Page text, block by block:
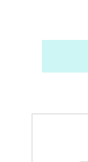
กระแสไฟฟ้
ป้องกันไ